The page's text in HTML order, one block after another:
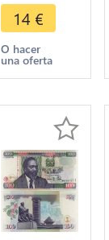
Shillings
President
Toroitich
Arap Moi
14 €
O hacer
una oferta